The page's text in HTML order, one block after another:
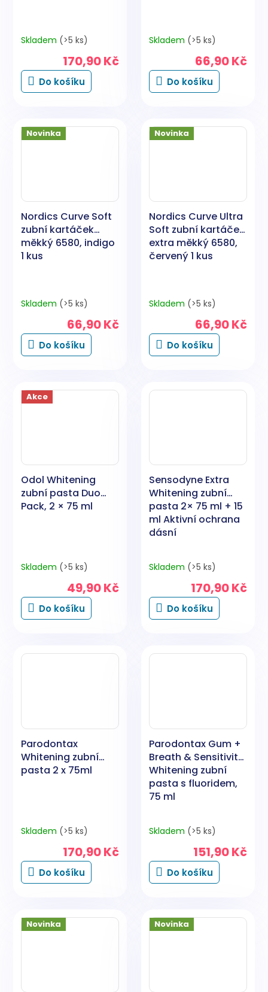
Skladem (>5 ks)
170,90 Kč
Do košíku
Skladem (>5 ks)
66,90 Kč
Do košíku
Novinka
Nordics Curve Soft
zubní kartáček
měkký 6580, indigo
1 kus
Skladem (>5 ks)
66,90 Kč
Do košíku
Novinka
Nordics Curve Ultra
Soft zubní kartáček
extra měkký 6580,
červený 1 kus
Skladem (>5 ks)
66,90 Kč
Do košíku
Akce
Odol Whitening
zubní pasta Duo
Pack, 2 × 75 ml
Skladem (>5 ks)
49,90 Kč
Do košíku
Sensodyne Extra
Whitening zubní
pasta 2× 75 ml + 15
ml Aktivní ochrana
dásní
Skladem (>5 ks)
170,90 Kč
Do košíku
Parodontax
Whitening zubní
pasta 2 x 75ml
Skladem (>5 ks)
170,90 Kč
Do košíku
Parodontax Gum +
Breath & Sensitivity
Whitening zubní
pasta s fluoridem,
75 ml
Skladem (>5 ks)
151,90 Kč
Do košíku
Novinka Novinka